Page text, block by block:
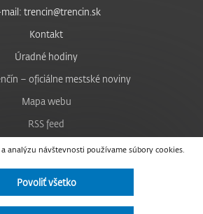
analýzu návštevnosti používame súbory cookies.
Povoliť všetko
trencin@trencin.sk
Kontakt
Úradné hodiny
– oficiálne mestské noviny
Mapa webu
RSS feed
Nastavenie cookies
Facebook